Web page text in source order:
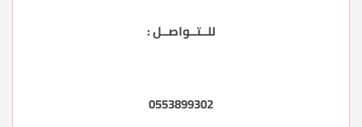
للــتــواصــل :
0553899302